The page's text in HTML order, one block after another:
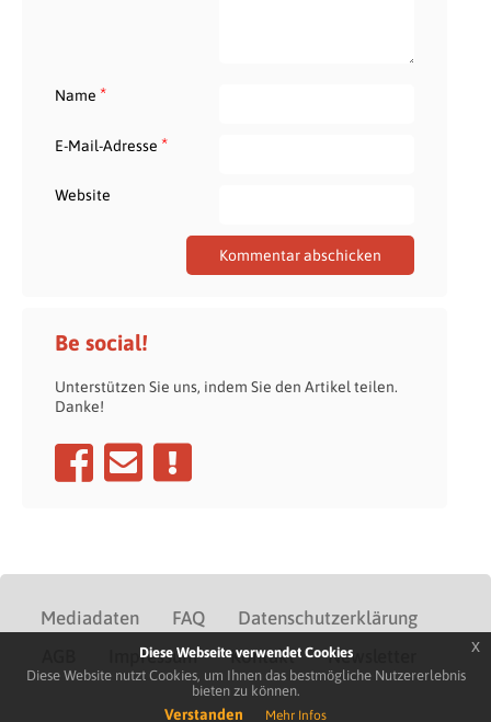
Name *
E-Mail-Adresse *
Website
Be social!
Unterstützen Sie uns, indem Sie den Artikel teilen.
Danke!
Mediadaten FAQ
Datenschutzerklärung
Impressum Kontakt Newsletter
Diese Webseite verwendet Cookies
Diese Website nutzt Cookies, um Ihnen das bestmögliche Nutzererlebnis
bieten zu können.
Verstanden Mehr Infos
x